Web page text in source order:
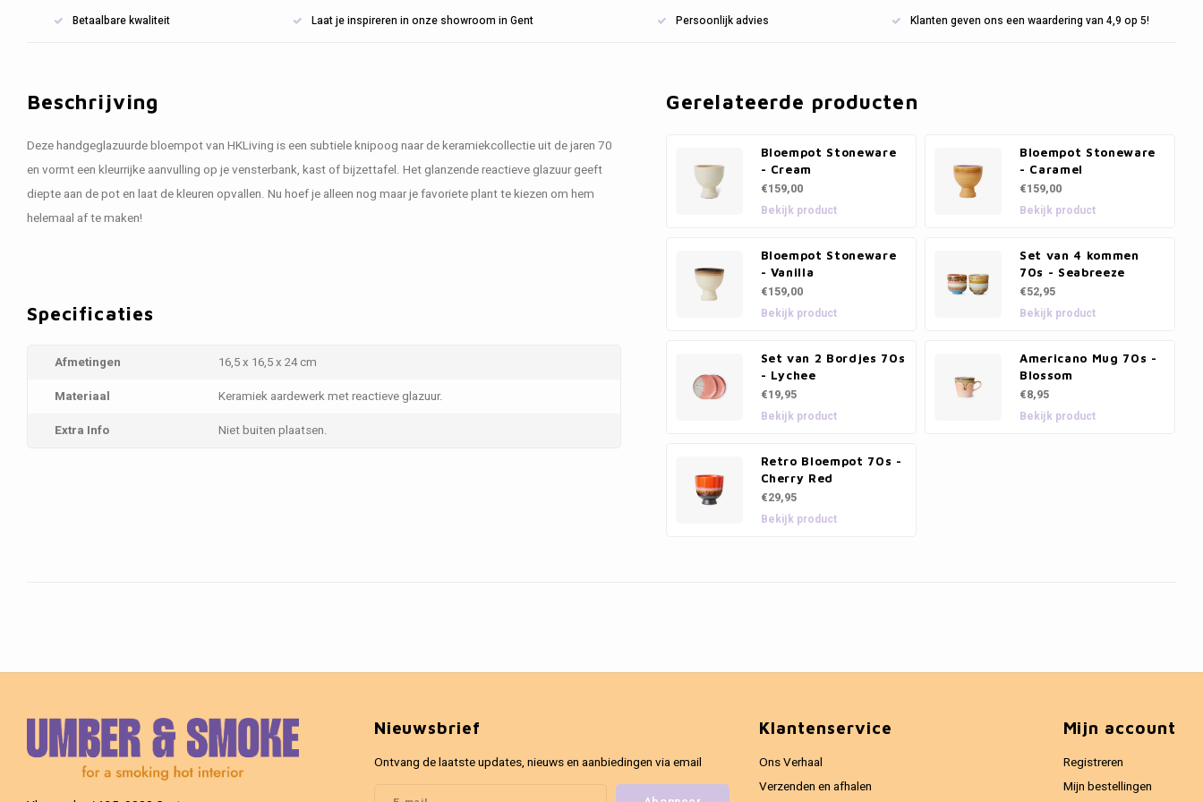
Betaalbare kwaliteit Laat je inspireren in onze showroom in Gent Persoonlijk advies Klanten geven ons een waardering van 4,9 op 5!
Beschrijving
Deze handgeglazuurde bloempot van HKLiving is een subtiele knipoog naar de keramiekcollectie uit de jaren 70
en vormt een kleurrijke aanvulling op je vensterbank, kast of bijzettafel. Het glanzende reactieve glazuur geeft
diepte aan de pot en laat de kleuren opvallen. Nu hoef je alleen nog maar je favoriete plant te kiezen om hem
helemaal af te maken!
Specificaties
Afmetingen
16,5 x 16,5 x 24 cm
Materiaal
Keramiek aardewerk met reactieve glazuur.
Extra Info
Niet buiten plaatsen.
Gerelateerde producten
Bloempot Stoneware
- Cream
€159,00
Bekijk product
Bloempot Stoneware
- Caramel
€159,00
Bekijk product
Bloempot Stoneware
- Vanilla
€159,00
Bekijk product
Set van 4 kommen
70s - Seabreeze
€52,95
Bekijk product
Set van 2 Bordjes 70s
- Lychee
€19,95
Bekijk product
Americano Mug 70s -
Blossom
€8,95
Bekijk product
Retro Bloempot 70s -
Cherry Red
€29,95
Bekijk product
Nieuwsbrief
Ontvang de laatste updates, nieuws en aanbiedingen via email
Klantenservice
Ons Verhaal
Verzenden en afhalen
Mijn account
Registreren
Mijn bestellingen